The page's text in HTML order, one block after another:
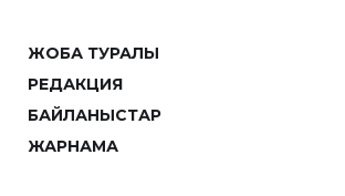
ЖОБА ТУРАЛЫ
РЕДАКЦИЯ
БАЙЛАНЫСТАР
ЖАРНАМА